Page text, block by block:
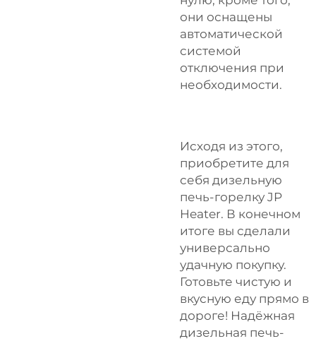
они оснащены
автоматической
системой
отключения при
необходимости.
Исходя из этого,
приобретите для
себя дизельную
печь-горелку JP
Heater. В конечном
итоге вы сделали
универсально
удачную покупку.
Готовьте чистую и
вкусную еду прямо в
дороге! Надёжная
дизельная печь-